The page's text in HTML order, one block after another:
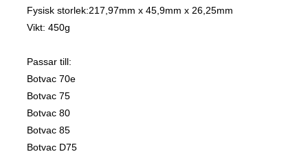
Fysisk storlek:217,97mm x 45,9mm x 26,25mm
Vikt: 450g
Passar till:
Botvac 70e
Botvac 75
Botvac 80
Botvac 85
Botvac D75